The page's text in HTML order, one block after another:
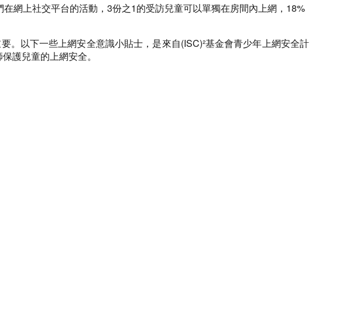
網上社交平台的活動，3份之1的受訪兒童可以單獨在房間內上網，18%
。以下一些上網安全意識小貼士，是來自(ISC)²基金會青少年上網安全計
護兒童的上網安全。